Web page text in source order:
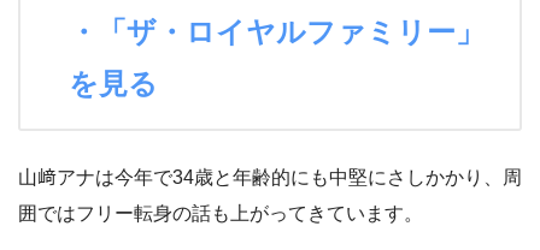
・「ザ・ロイヤルファミリー」
を見る
山﨑アナは今年で34歳と年齢的にも中堅にさしかかり、周
囲ではフリー転身の話も上がってきています。